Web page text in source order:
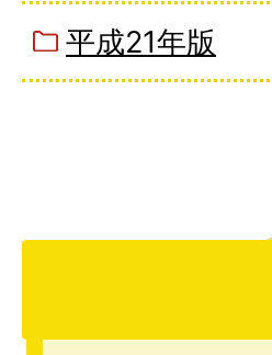
平成21年版